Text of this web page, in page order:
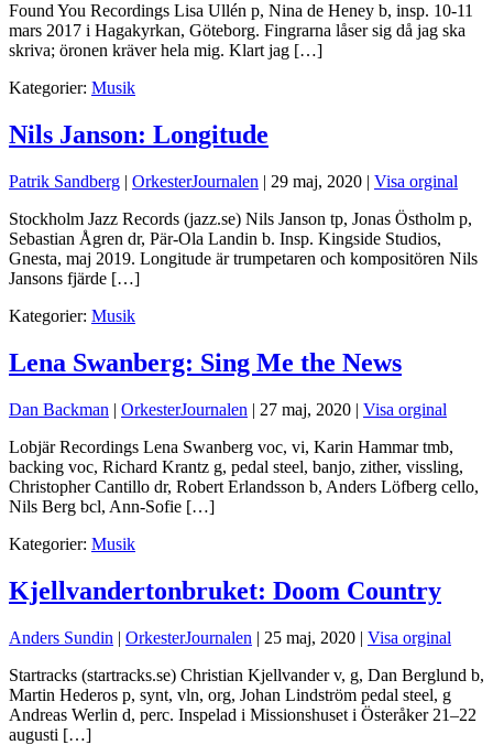
Found You Recordings Lisa Ullén p, Nina de Heney b, insp. 10-11
mars 2017 i Hagakyrkan, Göteborg. Fingrarna låser sig då jag ska
skriva; öronen kräver hela mig. Klart jag […]
Kategorier: Musik
Nils Janson: Longitude
Patrik Sandberg | OrkesterJournalen | 29 maj, 2020 | Visa orginal
Stockholm Jazz Records (jazz.se) Nils Janson tp, Jonas Östholm p,
Sebastian Ågren dr, Pär-Ola Landin b. Insp. Kingside Studios,
Gnesta, maj 2019. Longitude är trumpetaren och kompositören Nils
Jansons fjärde […]
Kategorier: Musik
Lena Swanberg: Sing Me the News
Dan Backman | OrkesterJournalen | 27 maj, 2020 | Visa orginal
Lobjär Recordings Lena Swanberg voc, vi, Karin Hammar tmb,
backing voc, Richard Krantz g, pedal steel, banjo, zither, vissling,
Christopher Cantillo dr, Robert Erlandsson b, Anders Löfberg cello,
Nils Berg bcl, Ann-Sofie […]
Kategorier: Musik
Kjellvandertonbruket: Doom Country
Anders Sundin | OrkesterJournalen | 25 maj, 2020 | Visa orginal
Startracks (startracks.se) Christian Kjellvander v, g, Dan Berglund b,
Martin Hederos p, synt, vln, org, Johan Lindström pedal steel, g
Andreas Werlin d, perc. Inspelad i Missionshuset i Österåker 21–22
augusti […]